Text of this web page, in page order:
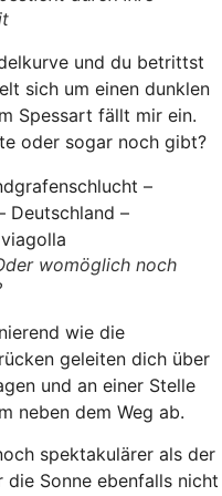
und du betrittst
sich um einen dunklen
Spessart fällt mir ein.
oder sogar noch gibt?
womöglich noch
wie die
geleiten dich über
und an einer Stelle
neben dem Weg ab.
spektakulärer als der
die Sonne ebenfalls nicht